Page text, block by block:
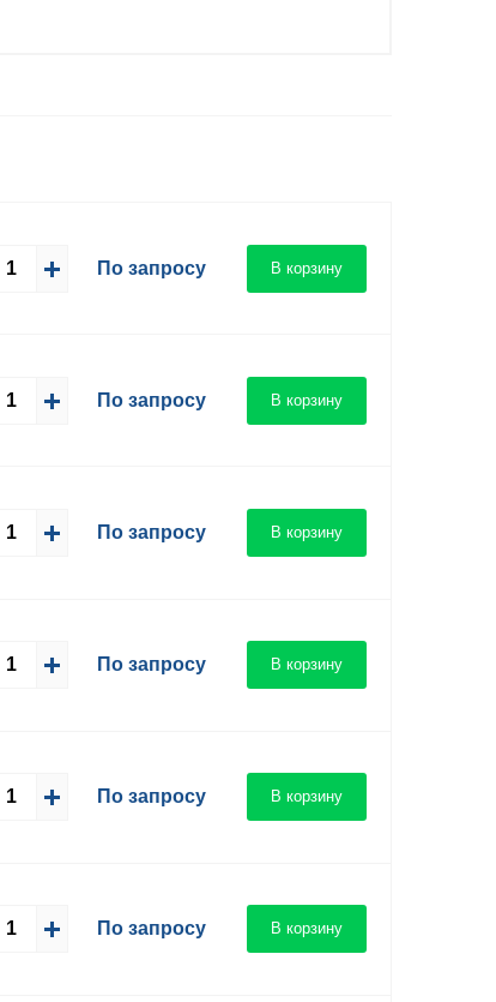
По запросу В корзину
По запросу В корзину
По запросу В корзину
По запросу В корзину
По запросу В корзину
По запросу В корзину